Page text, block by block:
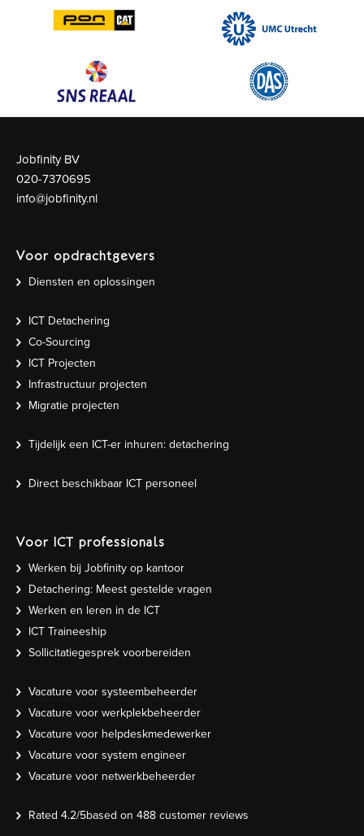
Jobfinity BV
020-7370695
info@jobfinity.nl
Voor opdrachtgevers
Diensten en oplossingen
ICT Detachering
Co-Sourcing
ICT Projecten
Infrastructuur projecten
Migratie projecten
Tijdelijk een ICT-er inhuren: detachering
Direct beschikbaar ICT personeel
Voor ICT professionals
Werken bij Jobfinity op kantoor
Detachering: Meest gestelde vragen
Werken en leren in de ICT
ICT Traineeship
Sollicitatiegesprek voorbereiden
Vacature voor systeembeheerder
Vacature voor werkplekbeheerder
Vacature voor helpdeskmedewerker
Vacature voor system engineer
Vacature voor netwerkbeheerder
Rated 4.2/5based on 488 customer reviews